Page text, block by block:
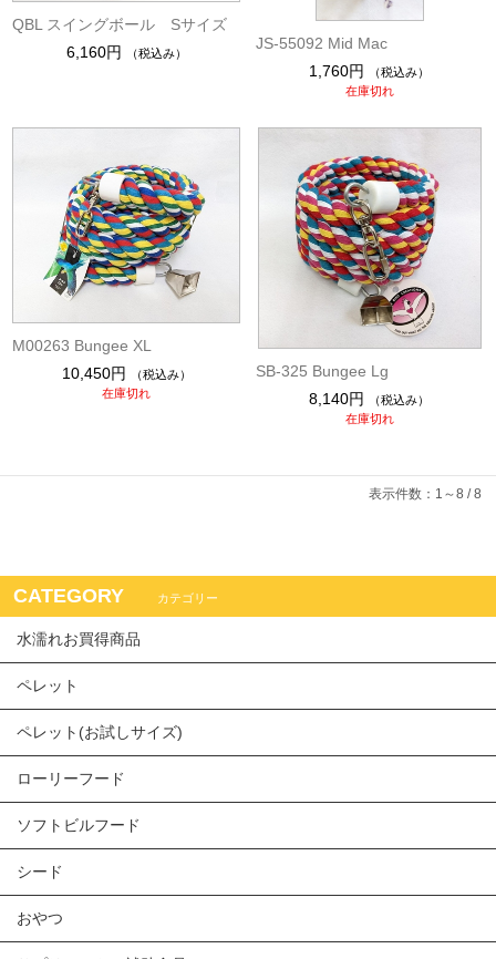
QBL スイングボール Sサイズ
6,160円
（税込み）
JS-55092 Mid Mac
1,760円
（税込み）
在庫切れ
M00263 Bungee XL
10,450円
（税込み）
在庫切れ
SB-325 Bungee Lg
8,140円
（税込み）
在庫切れ
表示件数：1～8 / 8
CATEGORY カテゴリー
水濡れお買得商品
ペレット
ペレット(お試しサイズ)
ローリーフード
ソフトビルフード
シード
おやつ